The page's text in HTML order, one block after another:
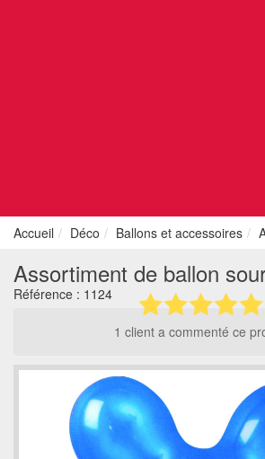
Accueil Déco Ballons et accessoires
Assortiment de ballon
Référence : 1124
1 client a commenté ce